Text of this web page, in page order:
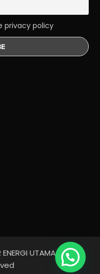
privacy policy
UTAMA - All
bantu?